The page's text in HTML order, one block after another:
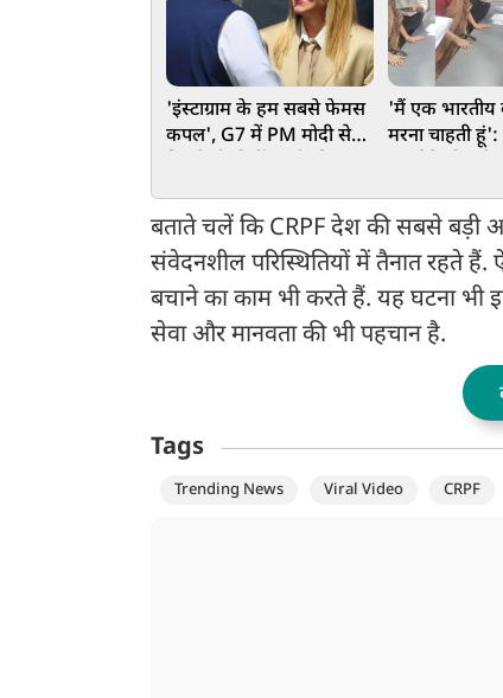
'इंस्टाग्राम के हम सबसे फेमस
कपल', G7 में PM मोदी से
वायरल
'मैं एक भारतीय
मरना चाहती
आखिरी इच्छा
बताते चलें कि CRPF देश की सबसे
संवेदनशील परिस्थितियों में तैनात रहते
बचाने का काम भी करते हैं. यह घटना भी
सेवा और मानवता की भी पहचान है.
Tags
Trending News Viral Video CRPF